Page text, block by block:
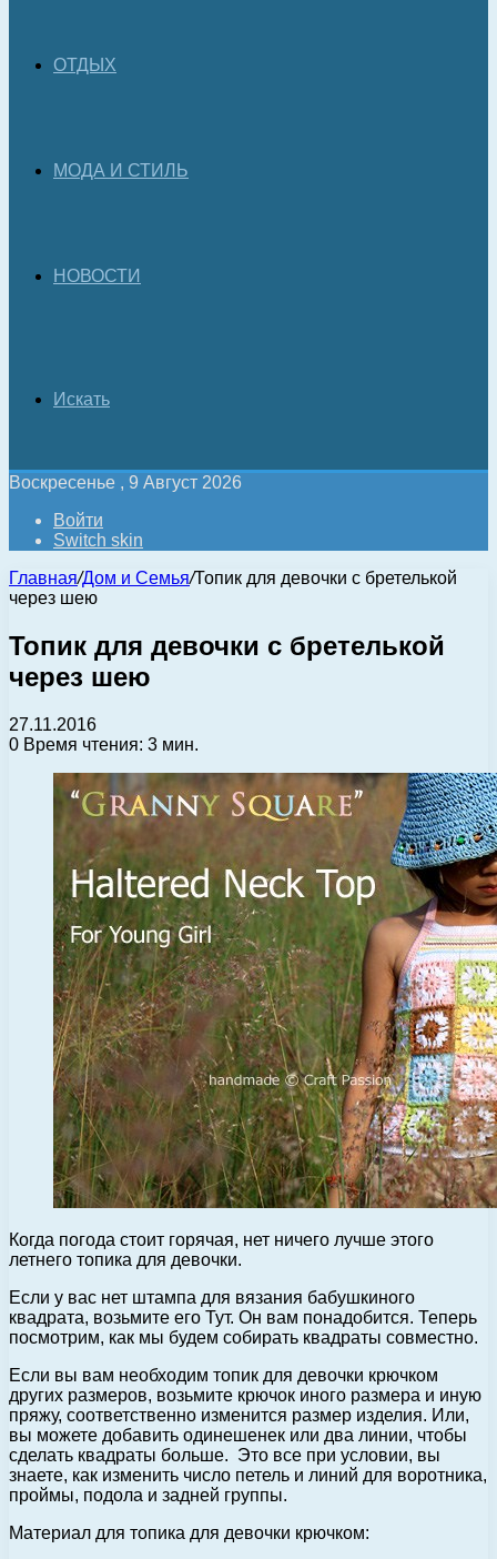
ОТДЫХ
МОДА И СТИЛЬ
НОВОСТИ
Искать
Воскресенье , 9 Август 2026
Войти
Switch skin
Главная/Дом и Семья/Топик для девочки с бретелькой
через шею
Топик для девочки с бретелькой
через шею
27.11.2016
0 Время чтения: 3 мин.
Когда погода стоит горячая, нет ничего лучше этого
летнего топика для девочки.
Если у вас нет штампа для вязания бабушкиного
квадрата, возьмите его Тут. Он вам понадобится. Теперь
посмотрим, как мы будем собирать квадраты совместно.
Если вы вам необходим топик для девочки крючком
других размеров, возьмите крючок иного размера и иную
пряжу, соответственно изменится размер изделия. Или,
вы можете добавить одинешенек или два линии, чтобы
сделать квадраты больше. Это все при условии, вы
знаете, как изменить число петель и линий для воротника,
проймы, подола и задней группы.
Материал для топика для девочки крючком: